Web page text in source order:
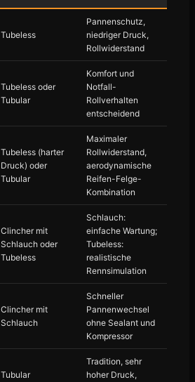
Tubeless
Pannenschutz,
niedriger Druck,
Rollwiderstand
Tubeless oder
Tubular
Komfort und
Notfall-
Rollverhalten
entscheidend
Tubeless (harter
Druck) oder
Tubular
Maximaler
Rollwiderstand,
aerodynamische
Reifen-Felge-
Kombination
Clincher mit
Schlauch oder
Tubeless
Schlauch:
einfache Wartung;
Tubeless:
realistische
Rennsimulation
Clincher mit
Schlauch
Schneller
Pannenwechsel
ohne Sealant und
Kompressor
Tubular
Tradition, sehr
hoher Druck,